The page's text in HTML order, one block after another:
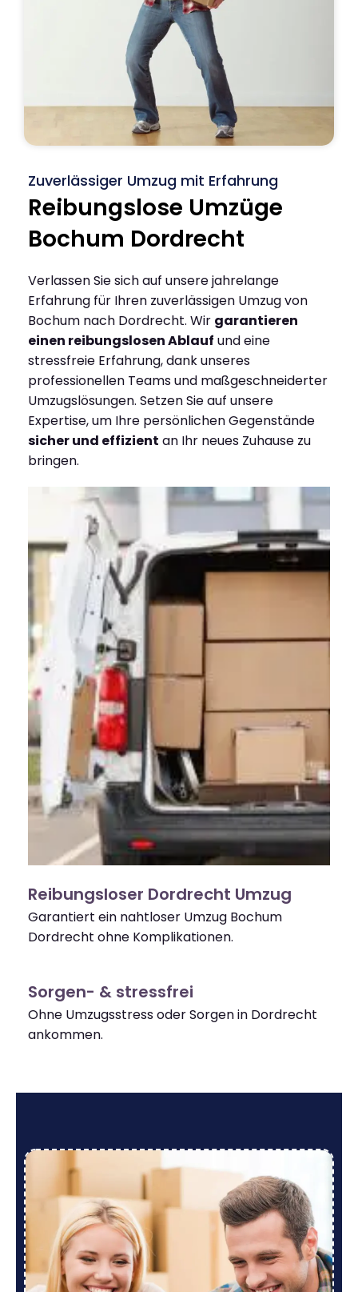
Zuverlässiger Umzug mit Erfahrung
Reibungslose Umzüge
Bochum Dordrecht
Verlassen Sie sich auf unsere jahrelange
Erfahrung für Ihren zuverlässigen Umzug von
Bochum nach Dordrecht. Wir garantieren
einen reibungslosen Ablauf und eine
stressfreie Erfahrung, dank unseres
professionellen Teams und maßgeschneiderter
Umzugslösungen. Setzen Sie auf unsere
Expertise, um Ihre persönlichen Gegenstände
sicher und effizient an Ihr neues Zuhause zu
bringen.
Reibungsloser Dordrecht Umzug
Garantiert ein nahtloser Umzug Bochum
Dordrecht ohne Komplikationen.
Sorgen- & stressfrei
Ohne Umzugsstress oder Sorgen in Dordrecht
ankommen.